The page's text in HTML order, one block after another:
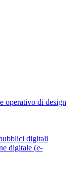
operativo di design
digitali
digitale (e-